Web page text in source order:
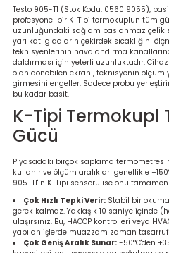
Cihazı
Cihazı
Ölçerler
Testo 905-T1 (Stok Kodu: 0560 9055),
profesyonel bir K-Tipi termokuplun tüm
uzunluğundaki sağlam paslanmaz çelik
yarı katı gıdaların çekirdek sıcaklığını
teknisyenlerinin havalandırma
daldırması için yeterli uzunluktadır.
olan dönebilen ekranı, teknisyenin
girmesini engeller. Sadece probu
bu kadar basit.
K-Tipi Termokupl
Gücü
Piyasadaki birçok saplama termometresi
kullanır ve ölçüm aralıkları genellikle
905-T1'in K-Tipi sensörü ise onu tamamen
Çok Hızlı Tepki Verir: Stabil bir
gerek kalmaz. Yaklaşık 10 saniye içinde
ulaşırsınız. Bu, HACCP kontrolleri veya
yapılan işlerde muazzam zaman
Çok Geniş Aralık Sunar: -50°C'den